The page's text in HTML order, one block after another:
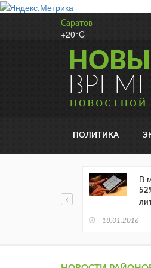
Саратов
+20°C
ПОЛИТИКА
В
18.01.2016